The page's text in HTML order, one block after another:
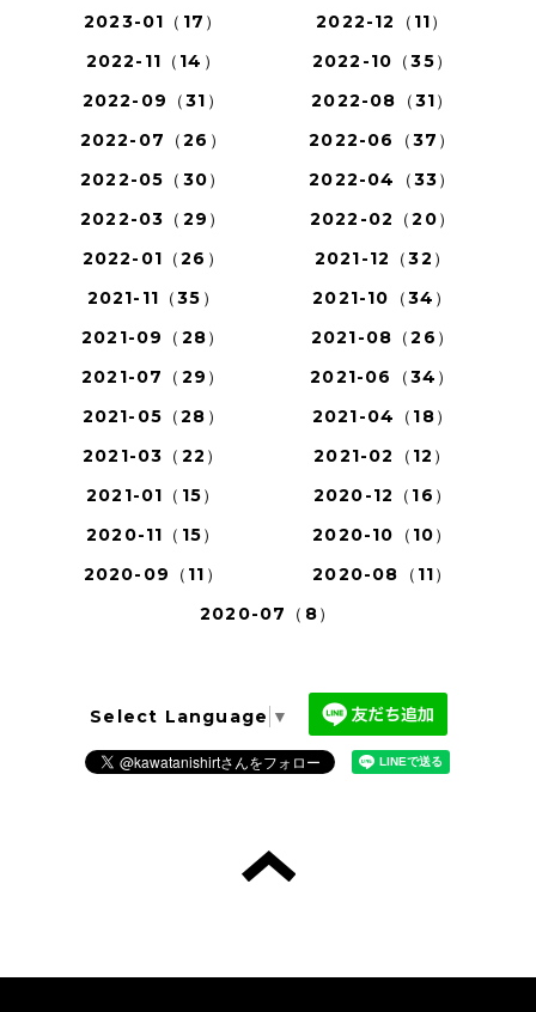
2023-01（17）
2022-12（11）
2022-11（14）
2022-10（35）
2022-09（31）
2022-08（31）
2022-07（26）
2022-06（37）
2022-05（30）
2022-04（33）
2022-03（29）
2022-02（20）
2022-01（26）
2021-12（32）
2021-11（35）
2021-10（34）
2021-09（28）
2021-08（26）
2021-07（29）
2021-06（34）
2021-05（28）
2021-04（18）
2021-03（22）
2021-02（12）
2021-01（15）
2020-12（16）
2020-11（15）
2020-10（10）
2020-09（11）
2020-08（11）
2020-07（8）
Select Language ▼